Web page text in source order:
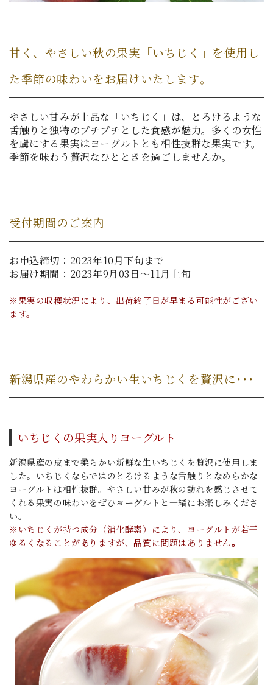
甘く、やさしい秋の果実「いちじく」を使用し
た季節の味わいをお届けいたします。
やさしい甘みが上品な「いちじく」は、とろけるような
舌触りと独特のプチプチとした食感が魅力。多くの女性
を虜にする果実はヨーグルトとも相性抜群な果実です。
季節を味わう贅沢なひとときを過ごしませんか。
受付期間のご案内
お申込締切：2023年10月下旬まで
お届け期間：2023年9月03日～11月上旬
※果実の収穫状況により、出荷終了日が早まる可能性がござい
ます。
新潟県産のやわらかい生いちじくを贅沢に･･･
いちじくの果実入りヨーグルト
新潟県産の皮まで柔らかい新鮮な生いちじくを贅沢に使用しま
した。いちじくならではのとろけるような舌触りとなめらかな
ヨーグルトは相性抜群。やさしい甘みが秋の訪れを感じさせて
くれる果実の味わいをぜひヨーグルトと一緒にお楽しみくださ
い。
※いちじくが持つ成分（消化酵素）により、ヨーグルトが若干
ゆるくなることがありますが、品質に問題はありません。